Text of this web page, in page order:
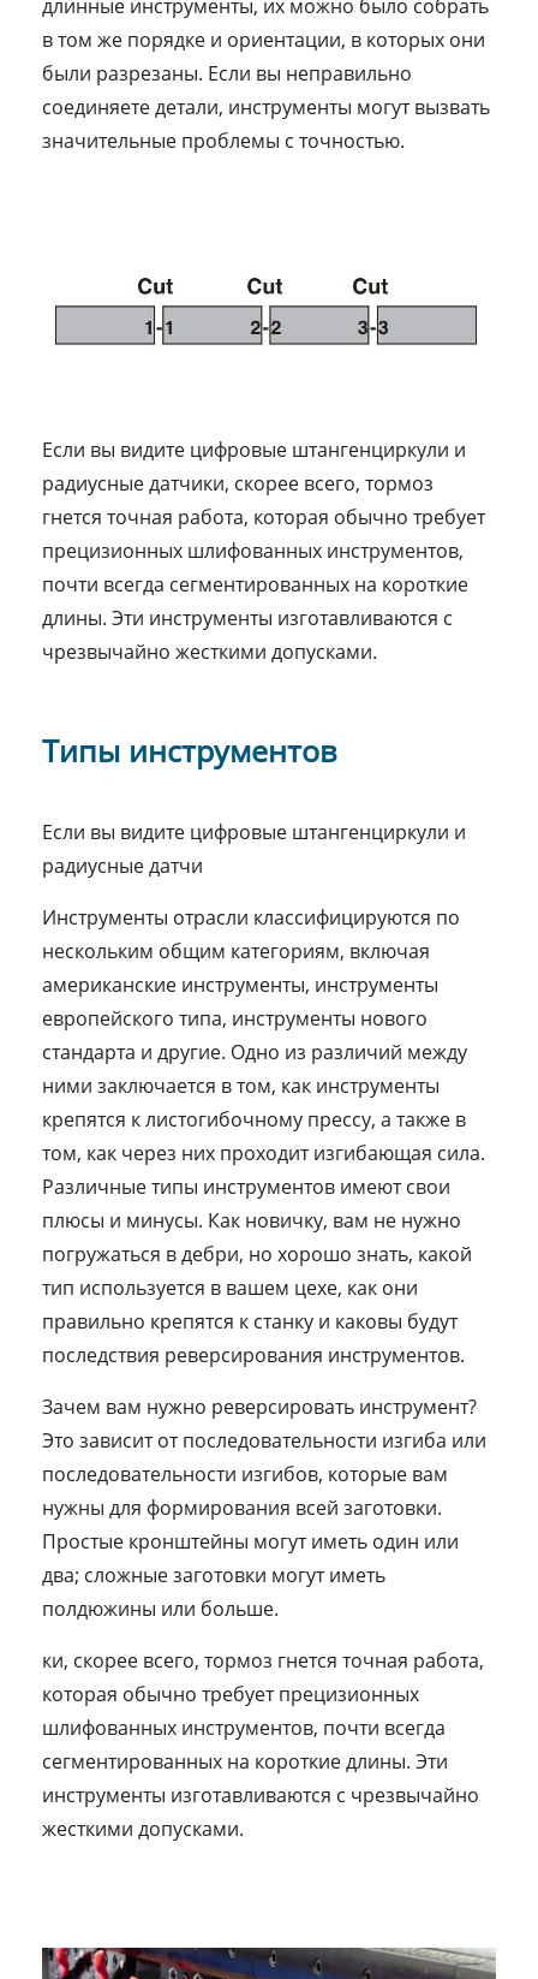
длинные инструменты, их можно было собрать
в том же порядке и ориентации, в которых они
были разрезаны. Если вы неправильно
соединяете детали, инструменты могут вызвать
значительные проблемы с точностью.
Если вы видите цифровые штангенциркули и
радиусные датчики, скорее всего, тормоз
гнется точная работа, которая обычно требует
прецизионных шлифованных инструментов,
почти всегда сегментированных на короткие
длины. Эти инструменты изготавливаются с
чрезвычайно жесткими допусками.
Типы инструментов
Если вы видите цифровые штангенциркули и
радиусные датчи
Инструменты отрасли классифицируются по
нескольким общим категориям, включая
американские инструменты, инструменты
европейского типа, инструменты нового
стандарта и другие. Одно из различий между
ними заключается в том, как инструменты
крепятся к листогибочному прессу, а также в
том, как через них проходит изгибающая сила.
Различные типы инструментов имеют свои
плюсы и минусы. Как новичку, вам не нужно
погружаться в дебри, но хорошо знать, какой
тип используется в вашем цехе, как они
правильно крепятся к станку и каковы будут
последствия реверсирования инструментов.
Зачем вам нужно реверсировать инструмент?
Это зависит от последовательности изгиба или
последовательности изгибов, которые вам
нужны для формирования всей заготовки.
Простые кронштейны могут иметь один или
два; сложные заготовки могут иметь
полдюжины или больше.
ки, скорее всего, тормоз гнется точная работа,
которая обычно требует прецизионных
шлифованных инструментов, почти всегда
сегментированных на короткие длины. Эти
инструменты изготавливаются с чрезвычайно
жесткими допусками.